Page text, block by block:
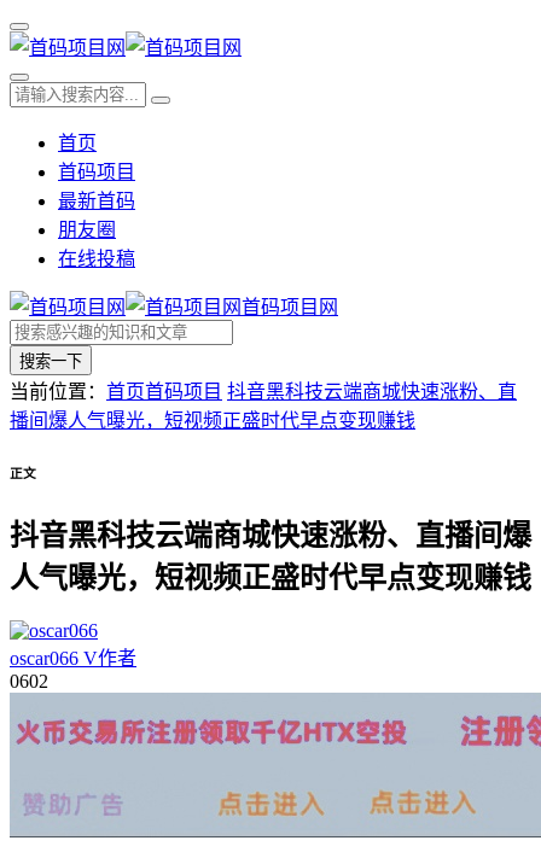
首页
首码项目
最新首码
朋友圈
在线投稿
首码项目网
搜索一下
当前位置： 首页首码项目 抖音黑科技云端商城快速涨粉、直
播间爆人气曝光，短视频正盛时代早点变现赚钱
正文
抖音黑科技云端商城快速涨粉、直播间爆
人气曝光，短视频正盛时代早点变现赚钱
oscar066 V作者
0602